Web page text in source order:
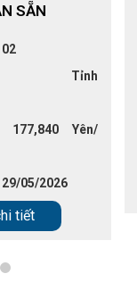
SẴN
02
Tỉnh
177,840 Yên/
29/05/2026
tiết